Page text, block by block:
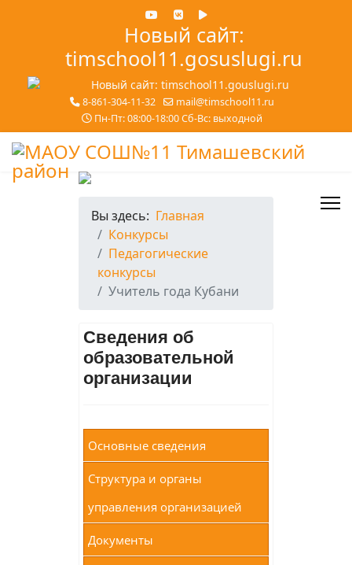
Новый сайт:
timschool11.gosuslugi.ru
8-861-304-11-32
mail@timschool11.ru
Пн-Пт: 08:00-18:00 Сб-Вс: выходной
Вы здесь: Главная
Конкурсы
Педагогические
конкурсы
Учитель года Кубани
Сведения об
образовательной
организации
Основные сведения
Структура и органы
управления организацией
Документы